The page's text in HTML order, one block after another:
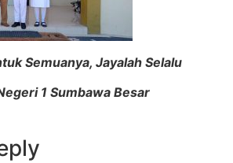
Semuanya, Jayalah Selalu
1 Sumbawa Besar